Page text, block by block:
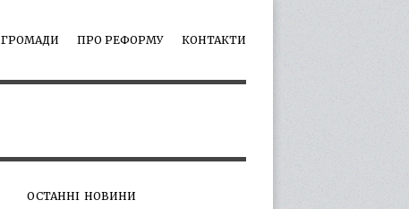
ГРОМАДИ ПРО РЕФОРМУ КОНТАКТИ
ОСТАННІ НОВИНИ